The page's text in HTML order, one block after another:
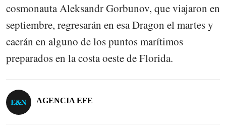
cosmonauta Aleksandr Gorbunov, que viajaron en
septiembre, regresarán en esa Dragon el martes y
caerán en alguno de los puntos marítimos
preparados en la costa oeste de Florida.
AGENCIA EFE